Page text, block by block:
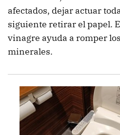
afectados, dejar actuar
siguiente retirar el papel.
vinagre ayuda a romper
minerales.